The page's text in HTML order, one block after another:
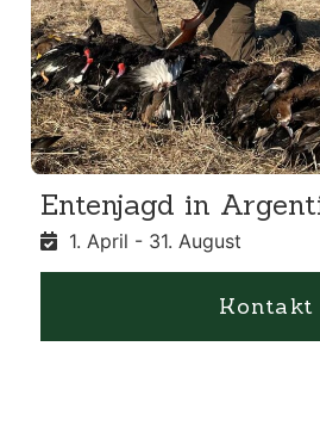
Entenjagd in
1. April - 31. August
Kontakt